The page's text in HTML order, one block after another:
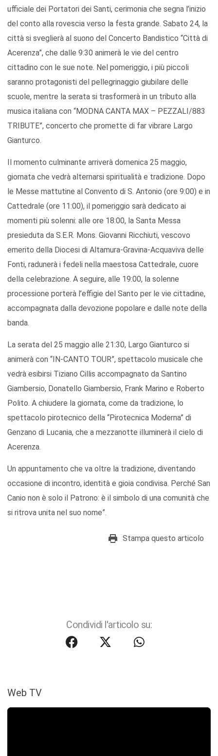
ufficiale dei Portatori dei Santi, cerimonia che segna l’inizio
del conto alla rovescia verso la festa grande. Sabato 24, la
città si sveglierà al suono del Concerto Bandistico “Città di
Acerenza”, che dalle 9:30 animerà le vie del centro
cittadino con le sue note. Nel pomeriggio, i più piccoli
saranno protagonisti del pellegrinaggio giubilare delle
scuole, mentre la serata si trasformerà in un tributo alla
musica italiana con “MODNA CANTA MAX – PEZZALI/883
TRIBUTE”, concerto che promette di far vibrare Largo
Gianturco.
Il momento culminante arriverà domenica 25 maggio,
giornata che vedrà alternarsi spiritualità e tradizione. Dopo
le Messe mattutine al Convento di S. Antonio (ore 9:00) e in
Cattedrale (ore 11:00), il pomeriggio sarà dedicato ai
momenti più solenni: alle ore 18:00, la Santa Messa
presieduta da S.E.R. Mons. Giovanni Ricchiuti, vescovo
emerito della Diocesi di Altamura-Gravina-Acquaviva delle
Fonti, radunerà i fedeli nella maestosa Cattedrale, cuore
della celebrazione. A seguire, alle 19:00, la solenne
processione porterà l’effigie del Santo per le vie cittadine,
accompagnata dalla devozione popolare e dalle note della
banda.
La serata del 25 maggio alle 21:30, Largo Gianturco si
animerà con “IN-CANTO TOUR”, spettacolo musicale che
vedrà esibirsi Tiziano Cillis accompagnato da Santino
Giambersio, Donatello Giambersio, Frank Marino e Roberto
Polito. A chiudere la giornata, come da tradizione, lo
spettacolo pirotecnico della “Pirotecnica Moderna” di
Genzano di Lucania, che a mezzanotte illuminerà il cielo di
Acerenza.
Un appuntamento che va oltre la tradizione, diventando
occasione di incontro, identità e gioia condivisa. Perché San
Canio non è solo il Patrono: è il simbolo di una comunità che
si ritrova unita nel suo nome”.
Stampa questo articolo
Condividi l'articolo su:
Web TV